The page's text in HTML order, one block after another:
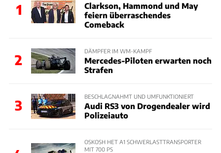
1
Clarkson, Hammond und May
feiern überraschendes
Comeback
2
DÄMPFER IM WM-KAMPF
Mercedes-Piloten erwarten noch
Strafen
3
BESCHLAGNAHMT UND UMFUNKTIONIERT
Audi RS3 von Drogendealer wird
Polizeiauto
OSKOSH HET A1 SCHWERLASTTRANSPORTER
MIT 700 PS